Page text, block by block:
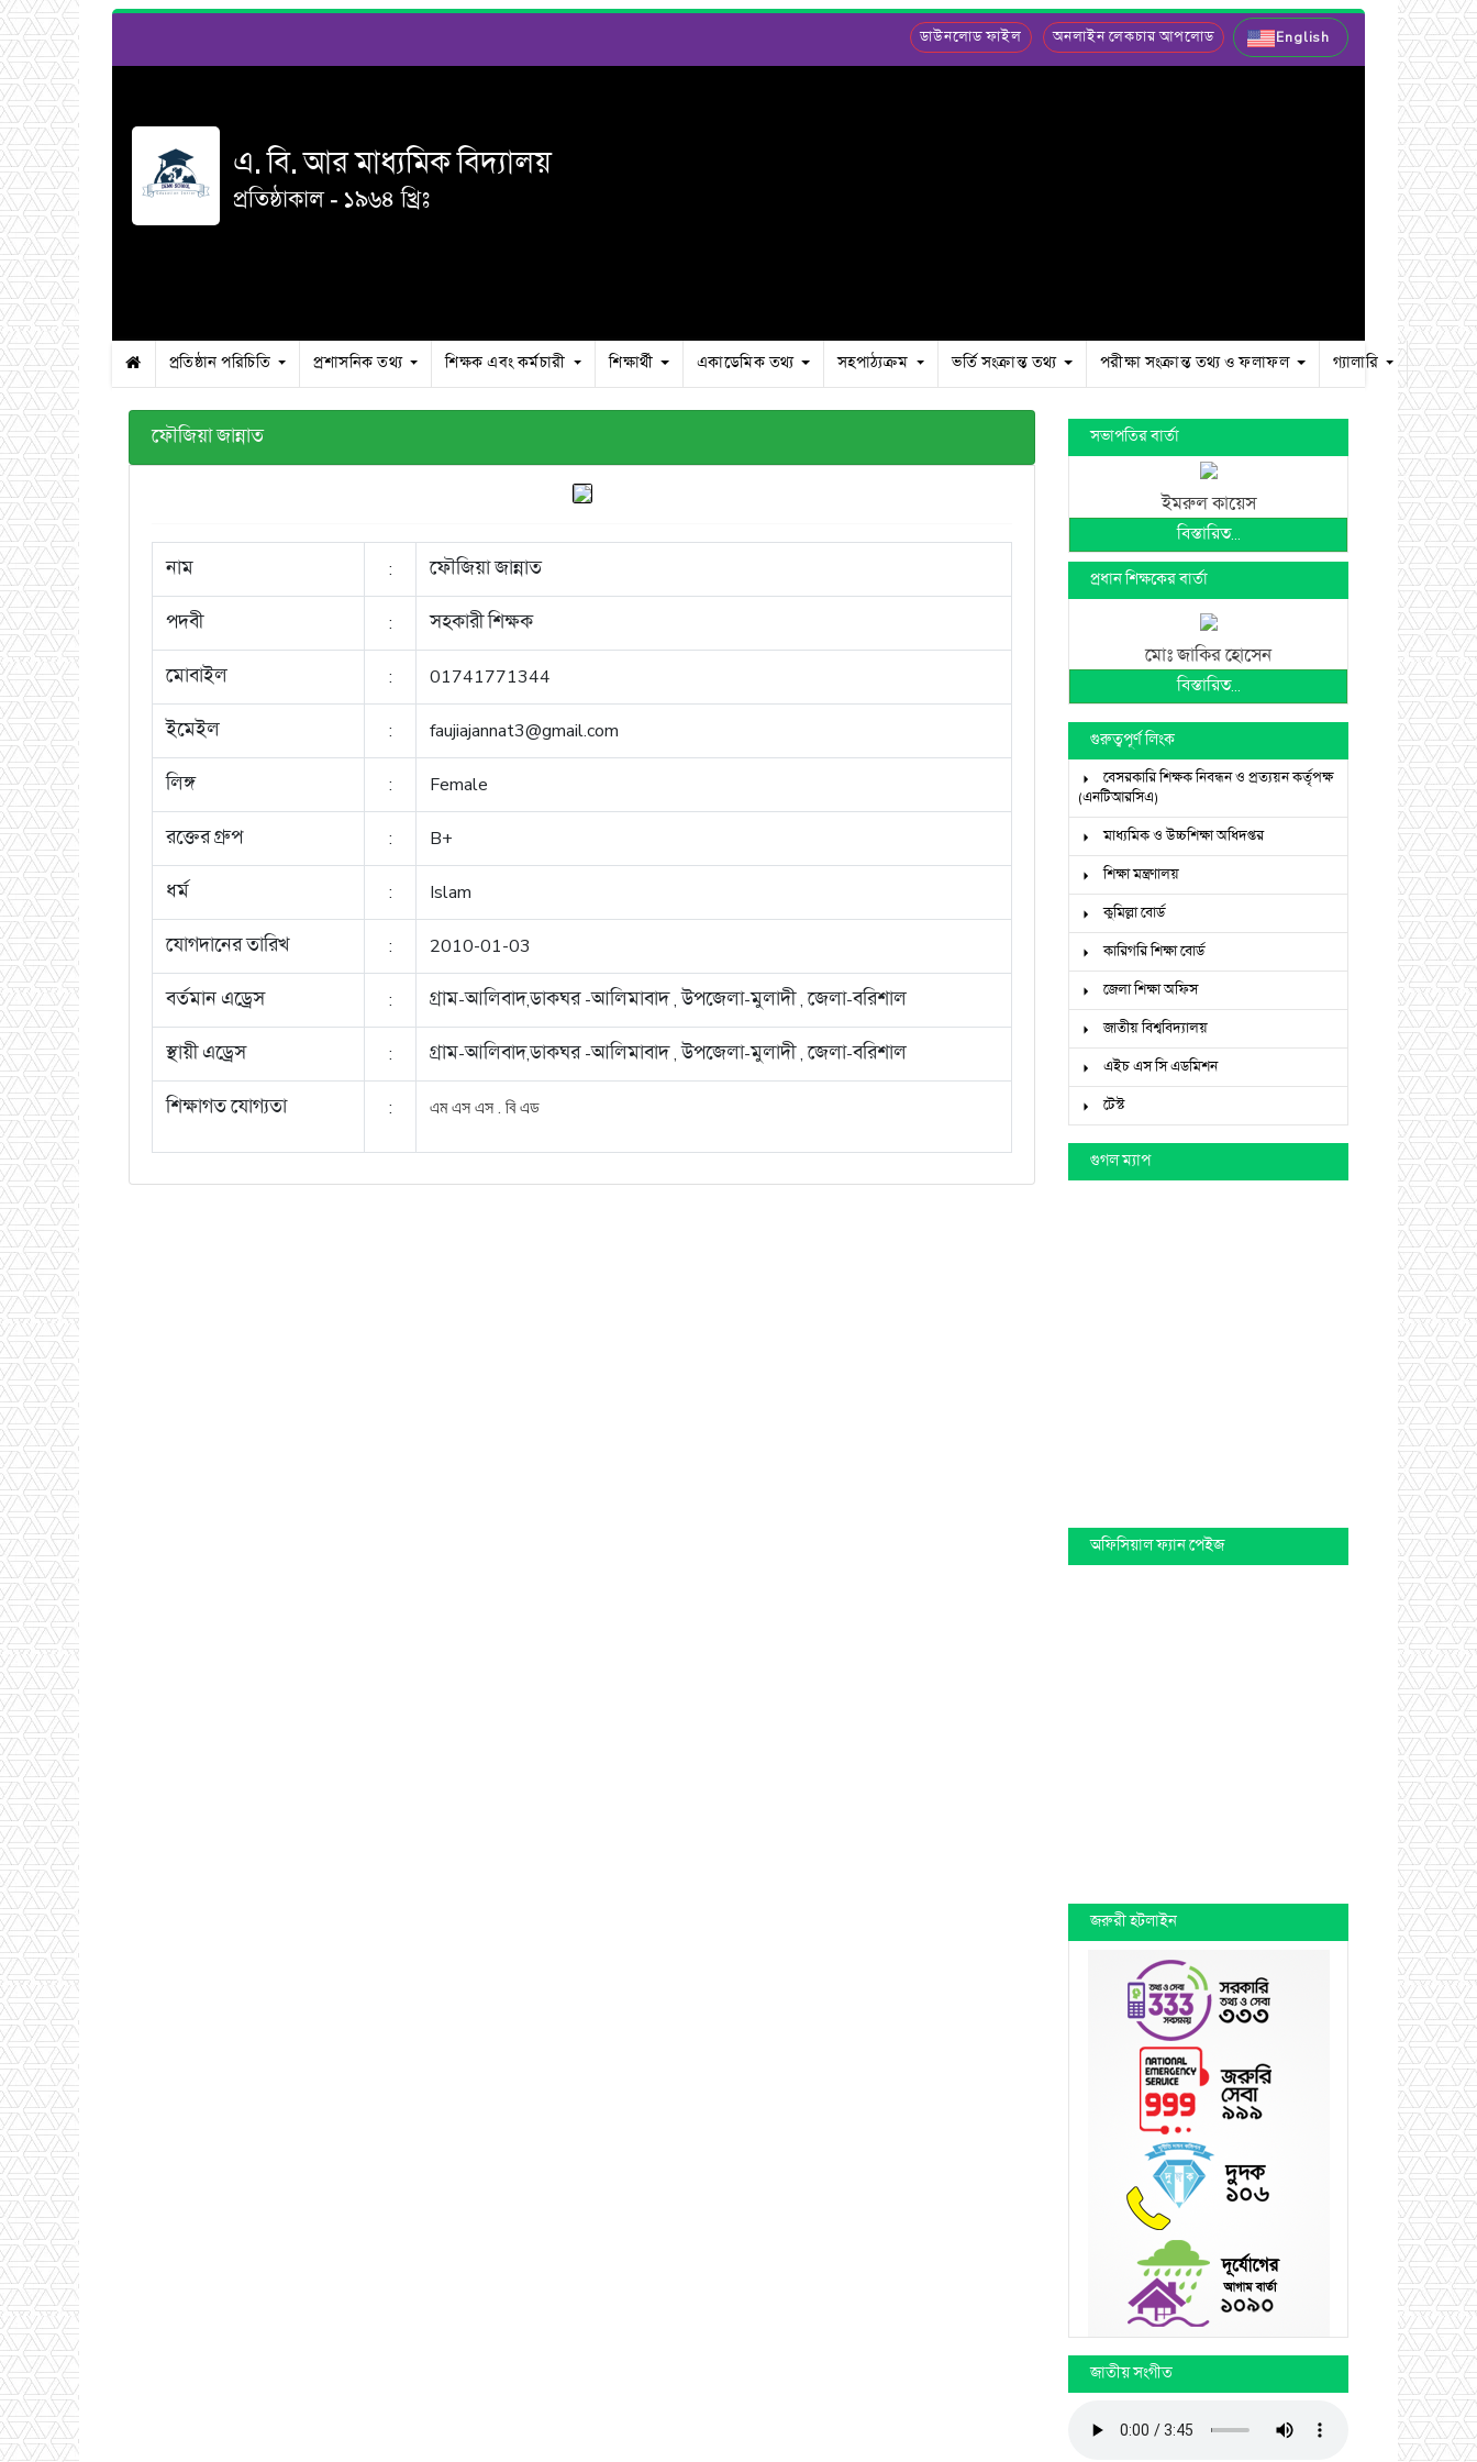
ডাউনলোড ফাইল অনলাইন লেকচার আপলোড English
এ. বি. আর মাধ্যমিক বিদ্যালয়
প্রতিষ্ঠাকাল - ১৯৬৪ খ্রিঃ
প্রতিষ্ঠান পরিচিতি প্রশাসনিক তথ্য শিক্ষক এবং কর্মচারী শিক্ষার্থী একাডেমিক তথ্য সহপাঠ্যক্রম ভর্তি সংক্রান্ত তথ্য পরীক্ষা সংক্রান্ত তথ্য ও ফলাফল গ্যালারি
ফৌজিয়া জান্নাত
নাম : ফৌজিয়া জান্নাত
পদবী : সহকারী শিক্ষক
মোবাইল : 01741771344
ইমেইল : faujiajannat3@gmail.com
লিঙ্গ : Female
রক্তের গ্রুপ : B+
ধর্ম : Islam
যোগদানের তারিখ : 2010-01-03
বর্তমান এড্রেস : গ্রাম-আলিবাদ,ডাকঘর -আলিমাবাদ , উপজেলা-মুলাদী , জেলা-বরিশাল
স্থায়ী এড্রেস : গ্রাম-আলিবাদ,ডাকঘর -আলিমাবাদ , উপজেলা-মুলাদী , জেলা-বরিশাল
শিক্ষাগত যোগ্যতা : এম এস এস . বি এড
সভাপতির বার্তা
ইমরুল কায়েস
বিস্তারিত...
প্রধান শিক্ষকের বার্তা
মোঃ জাকির হোসেন
বিস্তারিত...
গুরুত্বপূর্ণ লিংক
বেসরকারি শিক্ষক নিবন্ধন ও প্রত্যয়ন কর্তৃপক্ষ
(এনটিআরসিএ)
মাধ্যমিক ও উচ্চশিক্ষা অধিদপ্তর
শিক্ষা মন্ত্রণালয়
কুমিল্লা বোর্ড
কারিগরি শিক্ষা বোর্ড
জেলা শিক্ষা অফিস
জাতীয় বিশ্ববিদ্যালয়
এইচ এস সি এডমিশন
টেস্ট
গুগল ম্যাপ
অফিসিয়াল ফ্যান পেইজ
জরুরী হটলাইন
জাতীয় সংগীত